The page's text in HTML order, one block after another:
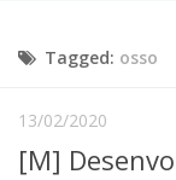
Escola,
Núcleos e
Telefones e
Tagged: osso
13/02/2020
[M]